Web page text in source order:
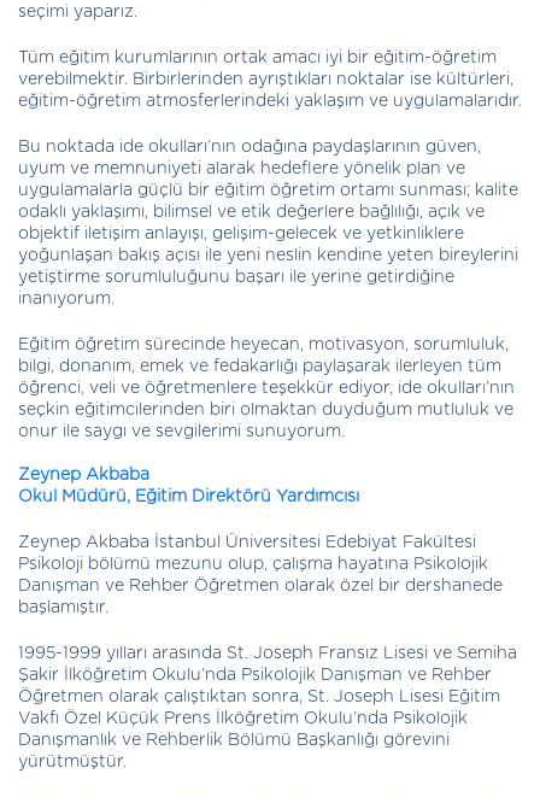
seçimi yaparız.
Tüm eğitim kurumlarının ortak amacı iyi bir eğitim-öğretim
verebilmektir. Birbirlerinden ayrıştıkları noktalar ise kültürleri,
eğitim-öğretim atmosferlerindeki yaklaşım ve uygulamalarıdır.
Bu noktada ide okulları’nın odağına paydaşlarının güven,
uyum ve memnuniyeti alarak hedeflere yönelik plan ve
uygulamalarla güçlü bir eğitim öğretim ortamı sunması; kalite
odaklı yaklaşımı, bilimsel ve etik değerlere bağlılığı, açık ve
objektif iletişim anlayışı, gelişim-gelecek ve yetkinliklere
yoğunlaşan bakış açısı ile yeni neslin kendine yeten bireylerini
yetiştirme sorumluluğunu başarı ile yerine getirdiğine
inanıyorum.
Eğitim öğretim sürecinde heyecan, motivasyon, sorumluluk,
bilgi, donanım, emek ve fedakarlığı paylaşarak ilerleyen tüm
öğrenci, veli ve öğretmenlere teşekkür ediyor, ide okulları’nın
seçkin eğitimcilerinden biri olmaktan duyduğum mutluluk ve
onur ile saygı ve sevgilerimi sunuyorum.
Zeynep Akbaba
Okul Müdürü, Eğitim Direktörü Yardımcısı
Zeynep Akbaba İstanbul Üniversitesi Edebiyat Fakültesi
Psikoloji bölümü mezunu olup, çalışma hayatına Psikolojik
Danışman ve Rehber Öğretmen olarak özel bir dershanede
başlamıştır.
1995-1999 yılları arasında St. Joseph Fransız Lisesi ve Semiha
Şakir İlköğretim Okulu’nda Psikolojik Danışman ve Rehber
Öğretmen olarak çalıştıktan sonra, St. Joseph Lisesi Eğitim
Vakfı Özel Küçük Prens İlköğretim Okulu’nda Psikolojik
Danışmanlık ve Rehberlik Bölümü Başkanlığı görevini
yürütmüştür.